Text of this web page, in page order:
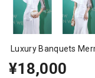
Luxury Banquets
¥18,000